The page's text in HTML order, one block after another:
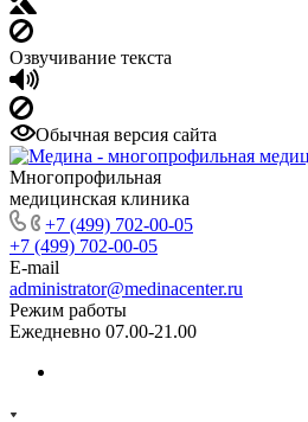
Озвучивание текста
Обычная версия сайта
Многопрофильная
медицинская клиника
+7 (499) 702-00-05
+7 (499) 702-00-05
E-mail
administrator@medinacenter.ru
Режим работы
Ежедневно 07.00-21.00